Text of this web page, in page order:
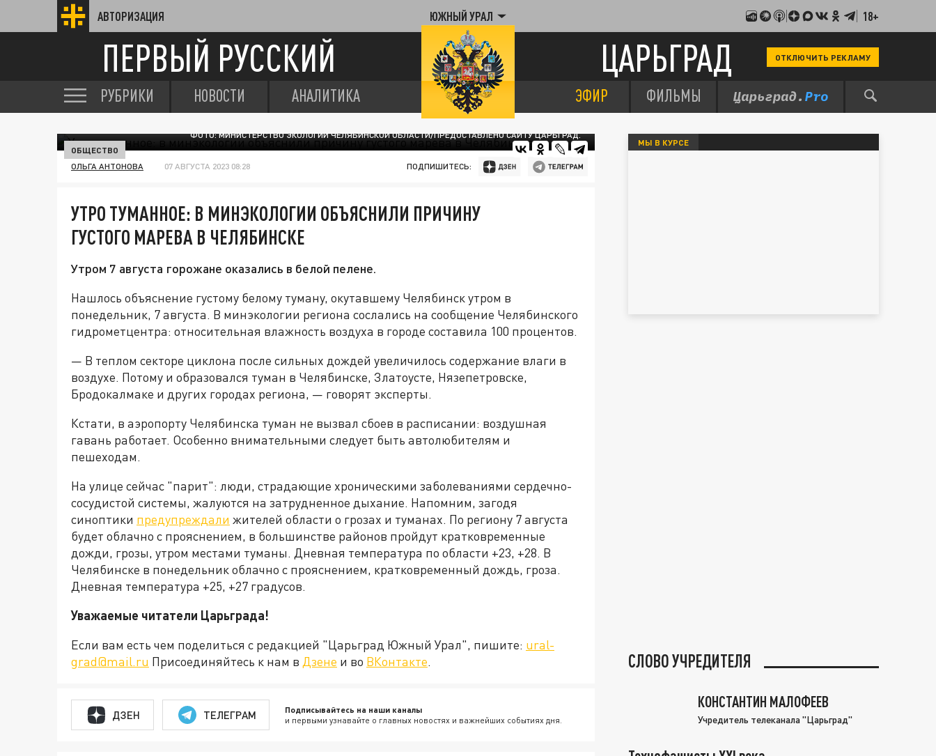
АВТОРИЗАЦИЯ ЮЖНЫЙ УРАЛ 18+
ПЕРВЫЙ РУССКИЙ ЦАРЬГРАД ОТКЛЮЧИТЬ РЕКЛАМУ
РУБРИКИ НОВОСТИ АНАЛИТИКА ЭФИР ФИЛЬМЫ
ФОТО: МИНИСТЕРСТВО ЭКОЛОГИИ ЧЕЛЯБИНСКОЙ ОБЛАСТИ/ПРЕДОСТАВЛЕНО САЙТУ ЦАРЬГРАД.
ОБЩЕСТВО
ОЛЬГА АНТОНОВА 07 АВГУСТА 2023 08:28 ПОДПИШИТЕСЬ:
УТРО ТУМАННОЕ: В МИНЭКОЛОГИИ ОБЪЯСНИЛИ ПРИЧИНУ
ГУСТОГО МАРЕВА В ЧЕЛЯБИНСКЕ
Утром 7 августа горожане оказались в белой пелене.
Нашлось объяснение густому белому туману, окутавшему Челябинск утром в
понедельник, 7 августа. В минэкологии региона сослались на сообщение Челябинского
гидрометцентра: относительная влажность воздуха в городе составила 100 процентов.
— В теплом секторе циклона после сильных дождей увеличилось содержание влаги в
воздухе. Потому и образовался туман в Челябинске, Златоусте, Нязепетровске,
Бродокалмаке и других городах региона, — говорят эксперты.
Кстати, в аэропорту Челябинска туман не вызвал сбоев в расписании: воздушная
гавань работает. Особенно внимательными следует быть автолюбителям и
пешеходам.
На улице сейчас "парит": люди, страдающие хроническими заболеваниями сердечно-
сосудистой системы, жалуются на затрудненное дыхание. Напомним, загодя
синоптики предупреждали жителей области о грозах и туманах. По региону 7 августа
будет облачно с прояснением, в большинстве районов пройдут кратковременные
дожди, грозы, утром местами туманы. Дневная температура по области +23, +28. В
Челябинске в понедельник облачно с прояснением, кратковременный дождь, гроза.
Дневная температура +25, +27 градусов.
Уважаемые читатели Царьграда!
Если вам есть чем поделиться с редакцией "Царьград Южный Урал", пишите: ural-
grad@mail.ru Присоединяйтесь к нам в Дзене и во ВКонтакте.
ДЗЕН ТЕЛЕГРАМ Подписывайтесь на наши каналы
и первыми узнавайте о главных новостях и важнейших событиях дня.
МЫ В КУРСЕ
СЛОВО УЧРЕДИТЕЛЯ
КОНСТАНТИН МАЛОФЕЕВ
Учредитель телеканала "Царьград"